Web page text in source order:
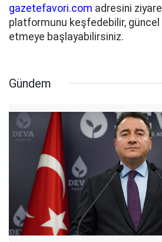
gazetefavori.com adresini
platformunu keşfedebilir,
etmeye başlayabilirsiniz.
Gündem